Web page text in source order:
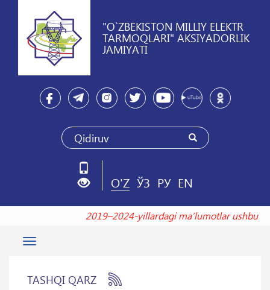
"O`ZBEKISTON MILLIY ELEKTR
TARMOQLARI" AKSIYADORLIK
JAMIYATI
O'Z ЎЗ РУ EN
2019–2024-yillardagi maʼlumotlar ushbu
Toggle
TASHQI QARZ